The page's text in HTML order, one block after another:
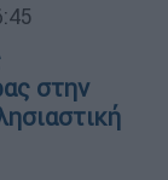
στην